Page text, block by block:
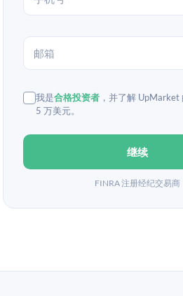
我是合格投资者 ，并了解
5 万美元。
继续
FINRA 注册经纪交易商